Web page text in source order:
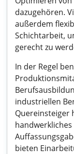
dazugehören.
außerdem
Schichtarbeit,
gerecht zu
In der Regel
industriellen
Quereinsteiger
bieten